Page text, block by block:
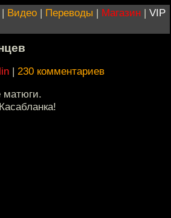
| Видео | Переводы | Магазин | VIP
| 230 комментариев
матюги.